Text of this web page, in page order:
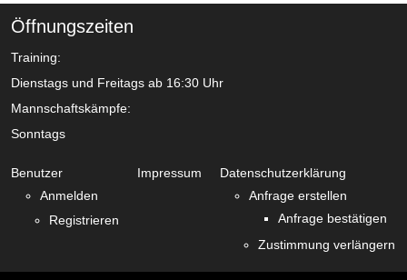
Öffnungszeiten
Training:
Dienstags und Freitags ab 16:30 Uhr
Mannschaftskämpfe:
Sonntags
Benutzer
Anmelden
Registrieren
Impressum
Datenschutzerklärung
Anfrage erstellen
Anfrage bestätigen
Zustimmung verlängern